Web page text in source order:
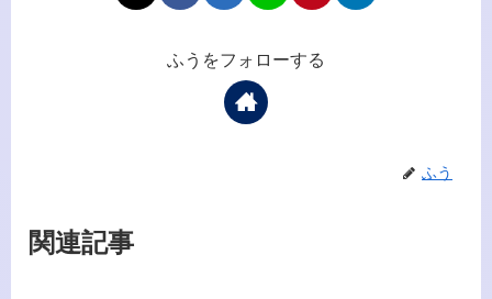
ふうをフォローする
ふう
関連記事